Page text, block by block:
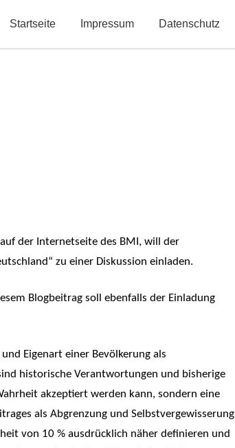
Startseite Impressum Datenschutz
der Internetseite des BMI, will der
zu einer Diskussion einladen.
Blogbeitrag soll ebenfalls der Einladung
Eigenart einer Bevölkerung als
historische Verantwortungen und bisherige
akzeptiert werden kann, sondern eine
als Abgrenzung und Selbstvergewisserung
von 10 % ausdrücklich näher definieren und